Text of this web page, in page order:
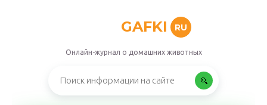
GAFKI RU
Онлайн-журнал о домашних животных